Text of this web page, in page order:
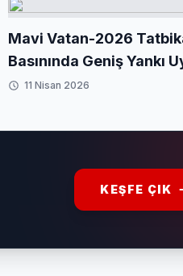
Mavi Vatan-2026
Basınında Geniş Yankı
11 Nisan 2026
KEŞFE ÇIK